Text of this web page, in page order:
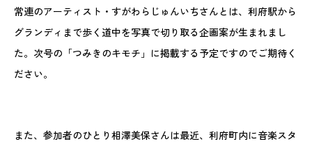
常連のアーティスト・すがわらじゅんいちさんとは、利府駅から
グランディまで歩く道中を写真で切り取る企画案が生まれまし
た。次号の「つみきのキモチ」に掲載する予定ですのでご期待く
ださい。
また、参加者のひとり相澤美保さんは最近、利府町内に音楽スタ